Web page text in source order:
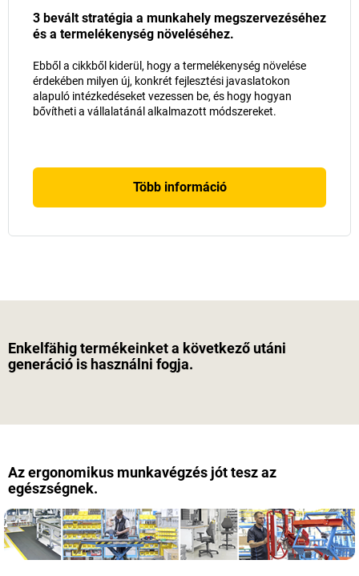
3 bevált stratégia a munkahely megszervezéséhez
és a termelékenység növeléséhez.
Ebből a cikkből kiderül, hogy a termelékenység növelése
érdekében milyen új, konkrét fejlesztési javaslatokon
alapuló intézkedéseket vezessen be, és hogy hogyan
bővítheti a vállalatánál alkalmazott módszereket.
Több információ
Enkelfähig termékeinket a következő utáni
generáció is használni fogja.
Az ergonomikus munkavégzés jót tesz az
egészségnek.